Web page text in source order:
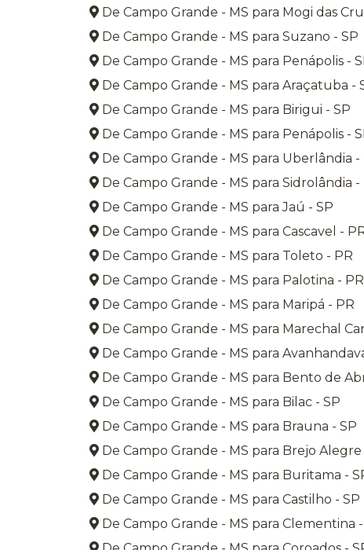
De Campo Grande - MS para Mogi das
De Campo Grande - MS para Suzano - SP
De Campo Grande - MS para Penápolis -
De Campo Grande - MS para Araçatuba -
De Campo Grande - MS para Birigui - SP
De Campo Grande - MS para Penápolis -
De Campo Grande - MS para Uberlândia -
De Campo Grande - MS para Sidrolândia -
De Campo Grande - MS para Jaú - SP
De Campo Grande - MS para Cascavel -
De Campo Grande - MS para Toleto - PR
De Campo Grande - MS para Palotina - PR
De Campo Grande - MS para Maripá - PR
De Campo Grande - MS para Marechal
De Campo Grande - MS para
De Campo Grande - MS para Bento de
De Campo Grande - MS para Bilac - SP
De Campo Grande - MS para Brauna - SP
De Campo Grande - MS para Brejo Alegre
De Campo Grande - MS para Buritama -
De Campo Grande - MS para Castilho - SP
De Campo Grande - MS para Clementina -